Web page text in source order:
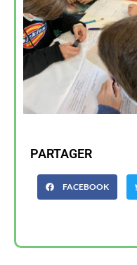
PARTAGER
FACEBOOK